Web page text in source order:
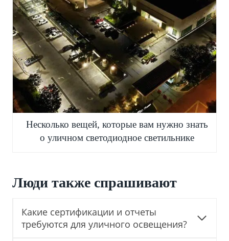
Несколько вещей, которые вам нужно знать
о уличном светодиодное светильнике
Люди также спрашивают
Какие сертификации и отчеты
требуются для уличного освещения?